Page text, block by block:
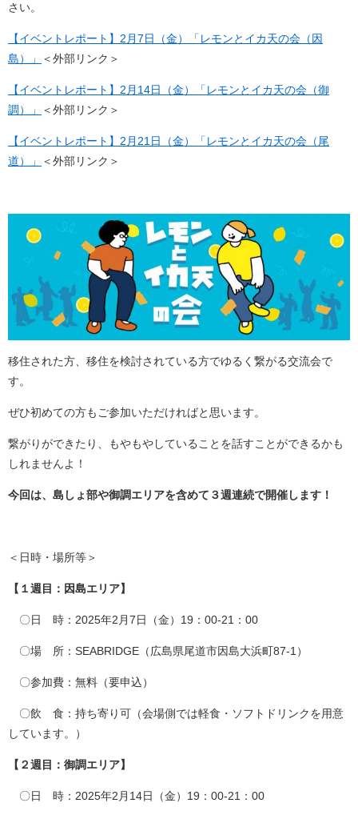
さい。
【イベントレポート】2月7日（金）「レモンとイカ天の会（因
島）」
＜外部リンク＞
【イベントレポート】2月14日（金）「レモンとイカ天の会（御
調）」
＜外部リンク＞
【イベントレポート】2月21日（金）「レモンとイカ天の会（尾
道）」
＜外部リンク＞
移住された方、移住を検討されている方でゆるく繋がる交流会で
す。
ぜひ初めての方もご参加いただければと思います。
繋がりができたり、もやもやしていることを話すことができるかも
しれませんよ！
今回は、島しょ部や御調エリアを含めて３週連続で開催します！
＜日時・場所等＞
【１週目：因島エリア】
〇日 時：2025年2月7日（金）19：00-21：00
〇場 所：SEABRIDGE（広島県尾道市因島大浜町87-1）
〇参加費：無料（要申込）
〇飲 食：持ち寄り可（会場側では軽食・ソフトドリンクを用意
しています。）
【２週目：御調エリア】
〇日 時：2025年2月14日（金）19：00-21：00